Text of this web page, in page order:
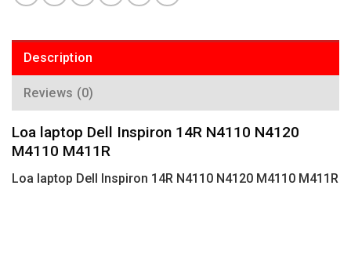
Description
Reviews (0)
Loa laptop Dell Inspiron 14R N4110 N4120
M4110 M411R
Loa laptop Dell Inspiron 14R N4110 N4120 M4110 M411R